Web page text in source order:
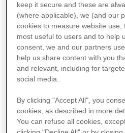
ai tumori del seno
Italia.
In Italia sono almeno
diagnosi di tumore
55.000di loro
fasemetastatica1.
keep it secure and these are
(where applicable), we (and our
cookies to measure website
most useful to users and to help
consent, we and our partners use
help us share content with you
and relevant, including for
social media.
By clicking "Accept All", you
cookies, as described in more
You can refuse all cookies,